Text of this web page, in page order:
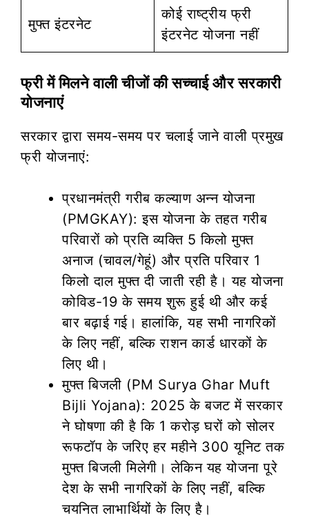
मुफ्त इंटरनेट
कोई राष्ट्रीय फ्री
इंटरनेट योजना नहीं
फ्री में मिलने वाली चीजों की सच्चाई और सरकारी
योजनाएं
सरकार द्वारा समय-समय पर चलाई जाने वाली प्रमुख
फ्री योजनाएं:
प्रधानमंत्री गरीब कल्याण अन्न योजना
(PMGKAY): इस योजना के तहत गरीब
परिवारों को प्रति व्यक्ति 5 किलो मुफ्त
अनाज (चावल/गेहूं) और प्रति परिवार 1
किलो दाल मुफ्त दी जाती रही है। यह योजना
कोविड-19 के समय शुरू हुई थी और कई
बार बढ़ाई गई। हालांकि, यह सभी नागरिकों
के लिए नहीं, बल्कि राशन कार्ड धारकों के
लिए थी।
मुफ्त बिजली (PM Surya Ghar Muft
Bijli Yojana): 2025 के बजट में सरकार
ने घोषणा की है कि 1 करोड़ घरों को सोलर
रूफटॉप के जरिए हर महीने 300 यूनिट तक
मुफ्त बिजली मिलेगी। लेकिन यह योजना पूरे
देश के सभी नागरिकों के लिए नहीं, बल्कि
चयनित लाभार्थियों के लिए है।